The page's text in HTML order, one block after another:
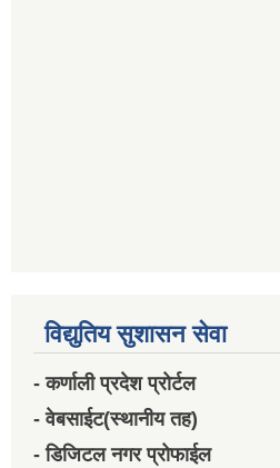
विद्युतिय सुशासन सेवा
- कर्णाली प्रदेश प्रोर्टल
- वेबसाईट(स्थानीय तह)
- डिजिटल नगर प्रोफाईल